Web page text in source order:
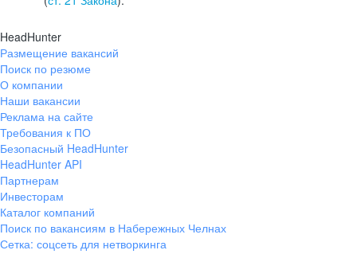
HeadHunter
Размещение вакансий
Поиск по резюме
О компании
Наши вакансии
Реклама на сайте
Требования к ПО
Безопасный HeadHunter
HeadHunter API
Партнерам
Инвесторам
Каталог компаний
Поиск по вакансиям в Набережных Челнах
Сетка: соцсеть для нетворкинга